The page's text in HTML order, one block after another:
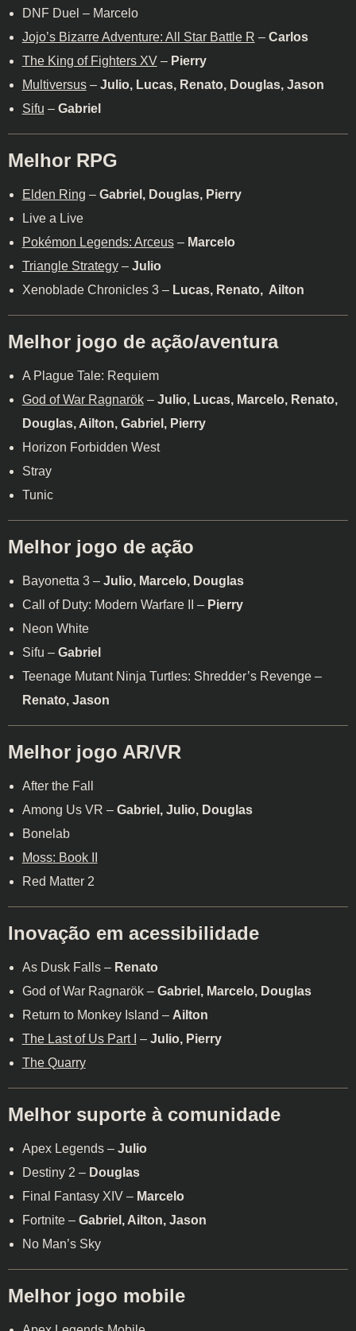
DNF Duel – Marcelo
Jojo’s Bizarre Adventure: All Star Battle R – Carlos
The King of Fighters XV– Pierry
Multiversus– Julio, Lucas, Renato, Douglas, Jason
Sifu – Gabriel
Melhor RPG
Elden Ring – Gabriel, Douglas, Pierry
Live a Live
Pokémon Legends: Arceus– Marcelo
Triangle Strategy– Julio
Xenoblade Chronicles 3 – Lucas, Renato, Ailton
Melhor jogo de ação/aventura
A Plague Tale: Requiem
God of War Ragnarök– Julio, Lucas, Marcelo, Renato,
Douglas, Ailton, Gabriel, Pierry
Horizon Forbidden West
Stray
Tunic
Melhor jogo de ação
Bayonetta 3 – Julio, Marcelo, Douglas
Call of Duty: Modern Warfare II – Pierry
Neon White
Sifu – Gabriel
Teenage Mutant Ninja Turtles: Shredder’s Revenge –
Renato, Jason
Melhor jogo AR/VR
After the Fall
Among Us VR – Gabriel, Julio, Douglas
Bonelab
Moss: Book II
Red Matter 2
Inovação em acessibilidade
As Dusk Falls – Renato
God of War Ragnarök – Gabriel, Marcelo, Douglas
Return to Monkey Island – Ailton
The Last of Us Part I
– Julio, Pierry
The Quarry
Melhor suporte à comunidade
Apex Legends – Julio
Destiny 2 – Douglas
Final Fantasy XIV – Marcelo
Fortnite – Gabriel, Ailton, Jason
No Man’s Sky
Melhor jogo mobile